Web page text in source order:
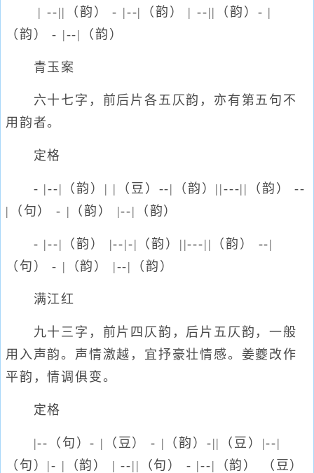
| --||（韵） - |--|（韵） | --||（韵）- |
（韵） - |--|（韵）
青玉案
六十七字，前后片各五仄韵，亦有第五句不
用韵者。
定格
- |--|（韵）| |（豆）--|（韵）||---||（韵） --
|（句） - |（韵） |--|（韵）
- |--|（韵） |--|-|（韵）||---||（韵） --|
（句） - |（韵） |--|（韵）
满江红
九十三字，前片四仄韵，后片五仄韵，一般
用入声韵。声情激越，宜抒豪壮情感。姜夔改作
平韵，情调俱变。
定格
|--（句）- |（豆） - |（韵）-||（豆）|--|
（句）|- |（韵） | --||（句） - |--|（韵） （豆）